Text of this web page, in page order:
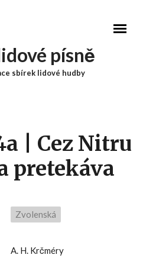
písně
sbírek lidové hudby
| Cez Nitru
pretekáva
Zvolenská
A. H. Krčméry